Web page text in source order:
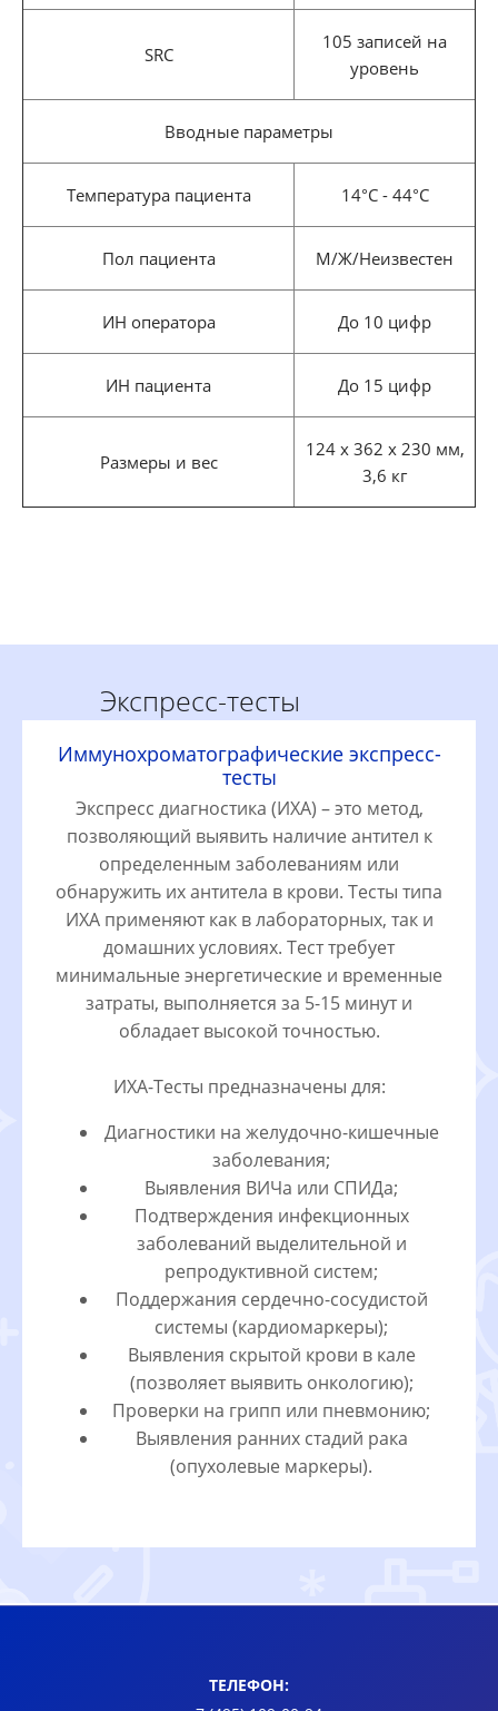
SRC
105 записей на
уровень
Вводные параметры
Температура пациента 14°С - 44°С
Пол пациента М/Ж/Неизвестен
ИН оператора До 10 цифр
ИН пациента До 15 цифр
Размеры и вес
124 х 362 х 230 мм,
3,6 кг
Экспресс-тесты
Иммунохроматографические экспресс-
тесты
Экспресс диагностика (ИХА) – это метод,
позволяющий выявить наличие антител к
определенным заболеваниям или
обнаружить их антитела в крови. Тесты типа
ИХА применяют как в лабораторных, так и
домашних условиях. Тест требует
минимальные энергетические и временные
затраты, выполняется за 5-15 минут и
обладает высокой точностью.
ИХА-Тесты предназначены для:
Диагностики на желудочно-кишечные
заболевания;
Выявления ВИЧа или СПИДа;
Подтверждения инфекционных
заболеваний выделительной и
репродуктивной систем;
Поддержания сердечно-сосудистой
системы (кардиомаркеры);
Выявления скрытой крови в кале
(позволяет выявить онкологию);
Проверки на грипп или пневмонию;
Выявления ранних стадий рака
(опухолевые маркеры).
ТЕЛЕФОН: